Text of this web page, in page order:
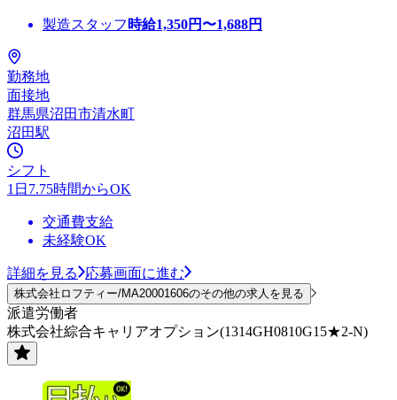
製造スタッフ 時給1,350円〜1,688円
勤務地
面接地
群馬県沼田市清水町
沼田駅
シフト
1日7.75時間からOK
交通費支給
未経験OK
詳細を見る 応募画面に進む
株式会社ロフティー/MA20001606のその他の求人を見る
派遣労働者
株式会社綜合キャリアオプション(1314GH0810G15★2-N)